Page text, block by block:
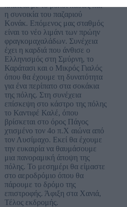
πλατεία με το ρολόι καθώς και
η συνοικία του παζαριού
Κονάκ. Επόμενος μας σταθμός
είναι το νέο λιμάνι των πρώην
φραγκομαχαλάδων. Συνέχεια
έχει η καρδιά που άνθισε ο
Ελληνισμός στη Σμύρνη, το
Καράτασι και ο Μικρός Γιαλός
όπου θα έχουμε τη δυνατότητα
για ένα περίπατο στα σοκάκια
της πόλης. Στη συνέχεια
επίσκεψη στο κάστρο της πόλης
το Καντιφέ Καλέ, όπου
βρίσκεται στο όρος Πάγος
χτισμένο τον 4ο π.Χ αιώνα από
τον Λυσίμαχο. Εκεί θα έχουμε
την ευκαιρία να θαυμάσουμε
μια πανοραμική άποψη της
πόλης. Το μεσημέρι θα είμαστε
στο αεροδρόμιο όπου θα
πάρουμε το δρόμο της
επιστροφής. Άφιξη στα Χανιά,
Τέλος εκδρομής.